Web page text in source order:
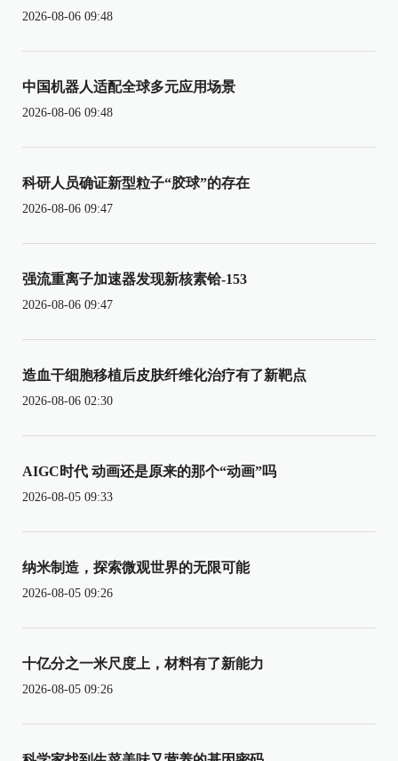
2026-08-06 09:48
中国机器人适配全球多元应用场景
2026-08-06 09:48
科研人员确证新型粒子“胶球”的存在
2026-08-06 09:47
强流重离子加速器发现新核素铪-153
2026-08-06 09:47
造血干细胞移植后皮肤纤维化治疗有了新靶点
2026-08-06 02:30
AIGC时代 动画还是原来的那个“动画”吗
2026-08-05 09:33
纳米制造，探索微观世界的无限可能
2026-08-05 09:26
十亿分之一米尺度上，材料有了新能力
2026-08-05 09:26